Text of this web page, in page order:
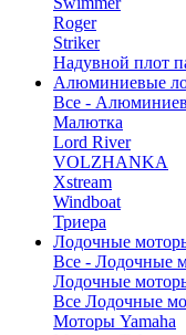
Roger
Striker
Надувной плот
Алюминиевые
Все -
Малютка
Lord River
VOLZHANKA
Xstream
Windboat
Триера
Лодочные
Все - Лодочные
Лодочные
Все Лодочные
Моторы Yamaha